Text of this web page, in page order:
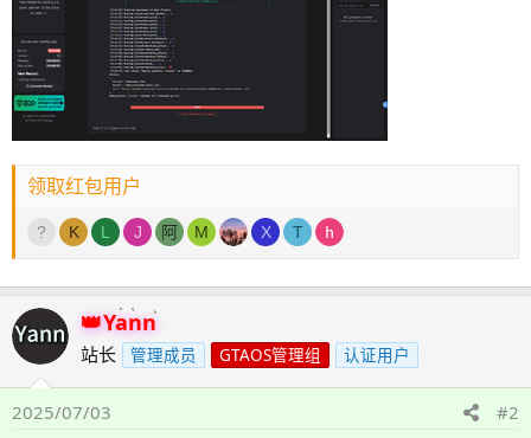
领取红包用户
K L J 阿 M X T
Yann
站长 管理成员 GTAOS管理组 认证用户
2025/07/03 #2